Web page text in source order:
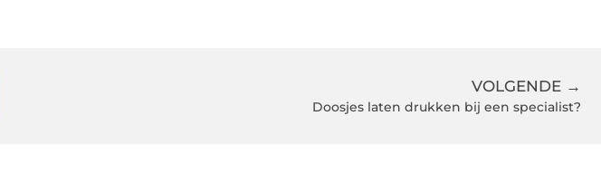
VOLGENDE →
Doosjes laten drukken bij een specialist?